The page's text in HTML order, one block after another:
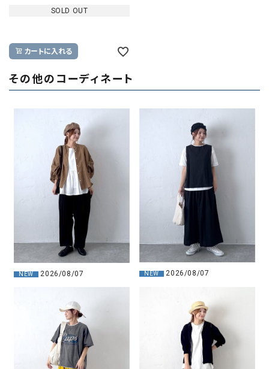
SOLD OUT
カートに入れる
その他のコーディネート
NEW 2026/08/07 NEW 2026/08/07